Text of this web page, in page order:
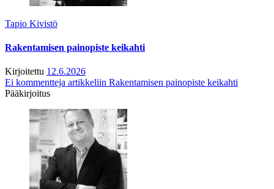
Tapio Kivistö
Rakentamisen painopiste keikahti
Kirjoitettu 12.6.2026
Ei kommentteja artikkeliin Rakentamisen painopiste keikahti
Pääkirjoitus